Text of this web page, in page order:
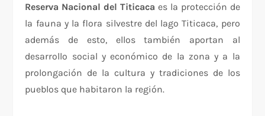
Reserva Nacional del Titicaca es la protección de
la fauna y la flora silvestre del lago Titicaca, pero
además de esto, ellos también aportan al
desarrollo social y económico de la zona y a la
prolongación de la cultura y tradiciones de los
pueblos que habitaron la región.